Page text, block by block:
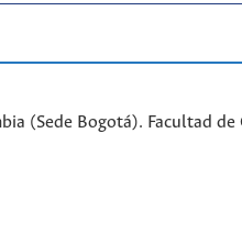
(Sede Bogotá). Facultad de